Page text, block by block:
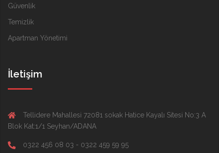
Güvenlik
Temizlik
Apartman Yönetimi
İletişim
Tellidere Mahallesi 72081 sokak Hatice Kayalı Sitesi No:3 A
Blok Kat:1/1 Seyhan/ADANA
0322 456 08 03 - 0322 459 59 95